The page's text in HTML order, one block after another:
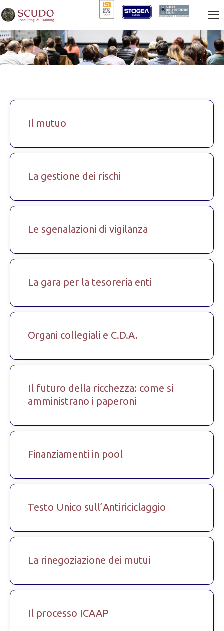
Il mutuo
La gestione dei rischi
Le sgenalazioni di vigilanza
La gara per la tesoreria enti
Organi collegiali e C.D.A.
Il futuro della ricchezza: come si
amministrano i paperoni
Finanziamenti in pool
Testo Unico sull’Antiriciclaggio
La rinegoziazione dei mutui
Il processo ICAAP